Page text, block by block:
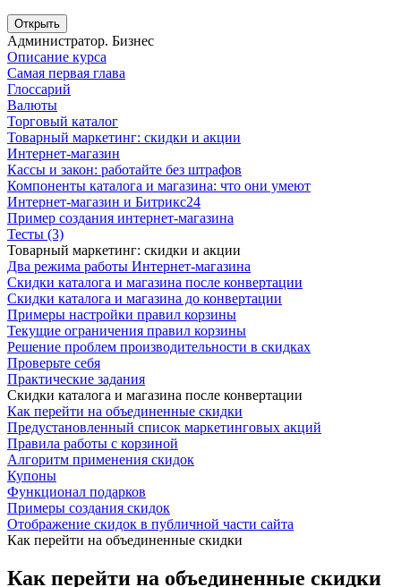
Открыть
Администратор. Бизнес
Описание курса
Самая первая глава
Глоссарий
Валюты
Торговый каталог
Товарный маркетинг: скидки и акции
Интернет-магазин
Кассы и закон: работайте без штрафов
Компоненты каталога и магазина: что они умеют
Интернет-магазин и Битрикс24
Пример создания интернет-магазина
Тесты (3)
Товарный маркетинг: скидки и акции
Два режима работы Интернет-магазина
Скидки каталога и магазина после конвертации
Скидки каталога и магазина до конвертации
Примеры настройки правил корзины
Текущие ограничения правил корзины
Решение проблем производительности в скидках
Проверьте себя
Практические задания
Скидки каталога и магазина после конвертации
Как перейти на объединенные скидки
Предустановленный список маркетинговых акций
Правила работы с корзиной
Алгоритм применения скидок
Купоны
Функционал подарков
Примеры создания скидок
Отображение скидок в публичной части сайта
Как перейти на объединенные скидки
Как перейти на объединенные скидки